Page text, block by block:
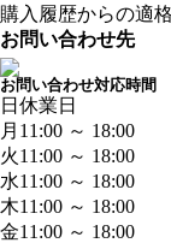
購入履歴からの適
お問い合わせ先
お問い合わせ対応時間
日 休業日
月 11:00 ～ 18:00
火11:00 ～ 18:00
水11:00 ～ 18:00
木11:00 ～ 18:00
金11:00 ～ 18:00